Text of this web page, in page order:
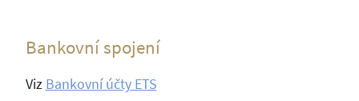
Bankovní spojení
Viz Bankovní účty ETS